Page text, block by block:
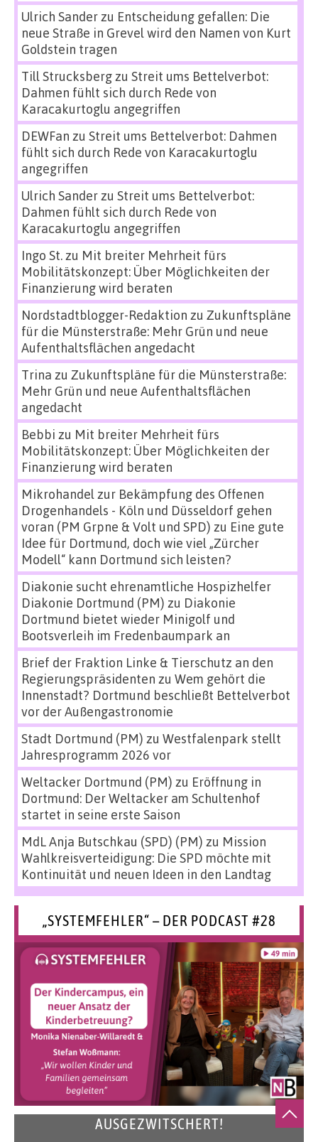
Ulrich Sanderzu Entscheidung gefallen: Die
neue Straße in Grevel wird den Namen von Kurt
Goldstein tragen
Till Strucksbergzu Streit ums Bettelverbot:
Dahmen fühlt sich durch Rede von
Karacakurtoglu angegriffen
DEWFan zu Streit ums Bettelverbot: Dahmen
fühlt sich durch Rede von Karacakurtoglu
angegriffen
Ulrich Sanderzu Streit ums Bettelverbot:
Dahmen fühlt sich durch Rede von
Karacakurtoglu angegriffen
Ingo St.zu Mit breiter Mehrheit fürs
Mobilitätskonzept: Über Möglichkeiten der
Finanzierung wird beraten
Nordstadtblogger-Redaktion zu Zukunftspläne
für die Münsterstraße: Mehr Grün und neue
Aufenthaltsflächen angedacht
Trina zu Zukunftspläne für die Münsterstraße:
Mehr Grün und neue Aufenthaltsflächen
angedacht
Bebbi zu Mit breiter Mehrheit fürs
Mobilitätskonzept: Über Möglichkeiten der
Finanzierung wird beraten
Mikrohandel zur Bekämpfung des Offenen
Drogenhandels - Köln und Düsseldorf gehen
voran (PM Grpne & Volt und SPD) zu Eine gute
Idee für Dortmund, doch wie viel „Zürcher
Modell“ kann Dortmund sich leisten?
Diakonie sucht ehrenamtliche Hospizhelfer
Diakonie Dortmund (PM) zu Diakonie
Dortmund bietet wieder Minigolf und
Bootsverleih im Fredenbaumpark an
Brief der Fraktion Linke & Tierschutz an den
Regierungspräsidenten zu Wem gehört die
Innenstadt? Dortmund beschließt Bettelverbot
vor der Außengastronomie
Stadt Dortmund (PM) zu Westfalenpark stellt
Jahresprogramm 2026 vor
Weltacker Dortmund (PM) zu Eröffnung in
Dortmund: Der Weltacker am Schultenhof
startet in seine erste Saison
MdL Anja Butschkau (SPD) (PM) zu Mission
Wahlkreisverteidigung: Die SPD möchte mit
Kontinuität und neuen Ideen in den Landtag
„SYSTEMFEHLER“ – DER PODCAST #28
AUSGEZWITSCHERT!